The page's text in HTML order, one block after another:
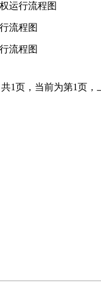
运行流程图
流程图
流程图
共1页，当前为第1页，